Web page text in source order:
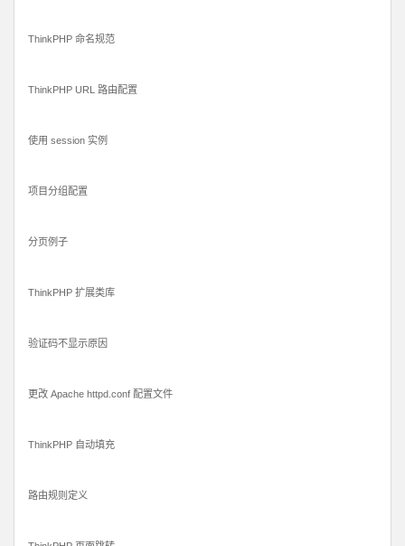
ThinkPHP 命名规范
ThinkPHP URL 路由配置
使用 session 实例
项目分组配置
分页例子
ThinkPHP 扩展类库
验证码不显示原因
更改 Apache httpd.conf 配置文件
ThinkPHP 自动填充
路由规则定义